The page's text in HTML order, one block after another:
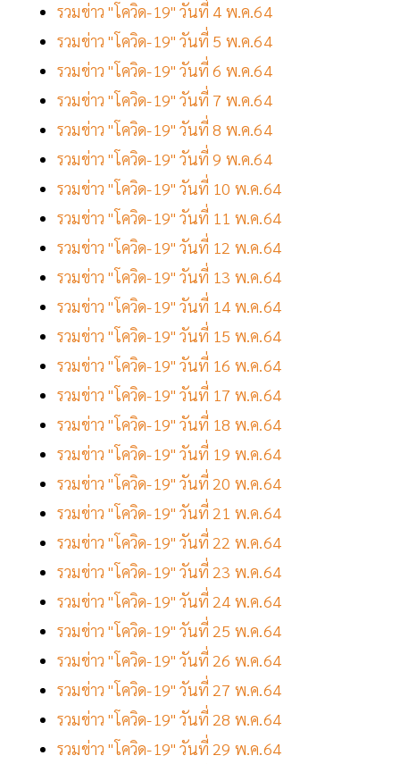
รวมข่าว "โควิด-19" วันที่ 4 พ.ค.64
รวมข่าว "โควิด-19" วันที่ 5 พ.ค.64
รวมข่าว "โควิด-19" วันที่ 6 พ.ค.64
รวมข่าว "โควิด-19" วันที่ 7 พ.ค.64
รวมข่าว "โควิด-19" วันที่ 8 พ.ค.64
รวมข่าว "โควิด-19" วันที่ 9 พ.ค.64
รวมข่าว "โควิด-19" วันที่ 10 พ.ค.64
รวมข่าว "โควิด-19" วันที่ 11 พ.ค.64
รวมข่าว "โควิด-19" วันที่ 12 พ.ค.64
รวมข่าว "โควิด-19" วันที่ 13 พ.ค.64
รวมข่าว "โควิด-19" วันที่ 14 พ.ค.64
รวมข่าว "โควิด-19" วันที่ 15 พ.ค.64
รวมข่าว "โควิด-19" วันที่ 16 พ.ค.64
รวมข่าว "โควิด-19" วันที่ 17 พ.ค.64
รวมข่าว "โควิด-19" วันที่ 18 พ.ค.64
รวมข่าว "โควิด-19" วันที่ 19 พ.ค.64
รวมข่าว "โควิด-19" วันที่ 20 พ.ค.64
รวมข่าว "โควิด-19" วันที่ 21 พ.ค.64
รวมข่าว "โควิด-19" วันที่ 22 พ.ค.64
รวมข่าว "โควิด-19" วันที่ 23 พ.ค.64
รวมข่าว "โควิด-19" วันที่ 24 พ.ค.64
รวมข่าว "โควิด-19" วันที่ 25 พ.ค.64
รวมข่าว "โควิด-19" วันที่ 26 พ.ค.64
รวมข่าว "โควิด-19" วันที่ 27 พ.ค.64
รวมข่าว "โควิด-19" วันที่ 28 พ.ค.64
รวมข่าว "โควิด-19" วันที่ 29 พ.ค.64